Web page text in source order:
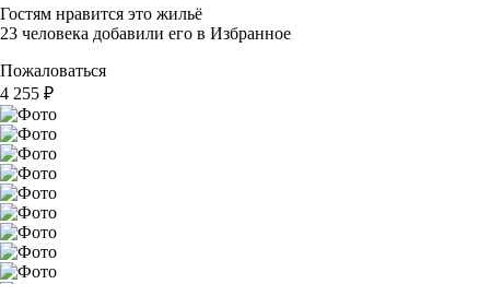
Гостям нравится это жильё
23 человека добавили его в Избранное
Пожаловаться
4 255 ₽